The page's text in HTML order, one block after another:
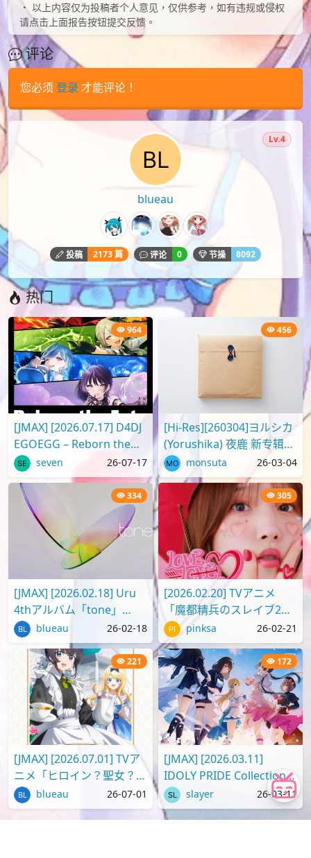
以上内容仅为投稿者个人意见，仅供参考，如有违规或侵权
请点击上面报告按钮提交反馈。
评论
您必须 登录 才能评论！
blueau
Lv.4
投稿 2173 篇 评论 0 节操 8092
热门
964
[JMAX] [2026.07.17] D4DJ
EGOEGG – Reborn the
Fate [FLAC]
seven 26-07-17
456
[Hi-Res][260304]ヨルシカ
(Yorushika) 夜鹿 新专辑
Digital Album「二人称」
[96kHz/24bit][FLAC]
monsuta 26-03-04
334
[JMAX] [2026.02.18] Uru
4thアルバム「tone」
[FLAC 96kHz/24bit]
blueau 26-02-18
305
[2026.02.20] TVアニメ
「魔都精兵のスレイブ2」
ED2 テーマ「LOVE LOVE
ビーム」／内田真礼 [FLAC
96kHz/2..
pinksa 26-02-21
221
[JMAX] [2026.07.01] TVア
ニメ「ヒロイン？聖女？い
いえ、オールワークスメイ
ドです（誇）！」OPテー
マ「..
blueau 26-07-01
172
[JMAX] [2026.03.11]
IDOLY PRIDE Collection
Album [Season] [FLAC
96kHz/24bit]
slayer 26-03-11